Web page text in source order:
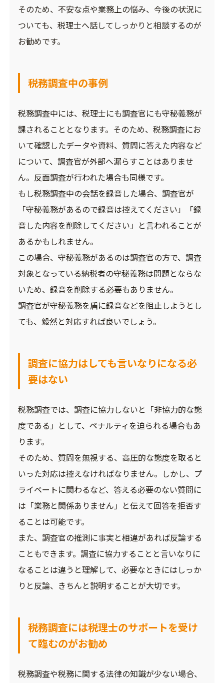
そのため、不安な点や業務上の悩み、今後の状況に
ついても、税理士へ話してしっかりと相談するのが
お勧めです。
税務調査中の事例
税務調査中には、税理士にも調査官にも守秘義務が
課されることとなります。そのため、税務調査にお
いて確認したデータや資料、質問に答えた内容など
について、調査官が外部へ漏らすことはありませ
ん。反面調査が行われた場合も同様です。
もし税務調査中の会話を録音した場合、調査官が
「守秘義務があるので録音は控えてください」「録
音した内容を削除してください」と言われることが
あるかもしれません。
この場合、守秘義務があるのは調査官の方で、調査
対象となっている納税者の守秘義務は問題とならな
いため、録音を削除する必要もありません。
調査官が守秘義務を盾に録音などを阻止しようとし
ても、毅然と対応すれば良いでしょう。
調査に協力はしても言いなりになる必
要はない
税務調査では、調査に協力しないと「非協力的な態
度である」として、ペナルティを迫られる場合もあ
ります。
そのため、質問を無視する、高圧的な態度を取ると
いった対応は控えなければなりません。しかし、プ
ライベートに関わるなど、答える必要のない質問に
は「業務と関係ありません」と伝えて回答を拒否す
ることは可能です。
また、調査官の推測に事実と相違があれば反論する
こともできます。調査に協力することと言いなりに
なることは違うと理解して、必要なときにはしっか
りと反論、きちんと説明することが大切です。
税務調査には税理士のサポートを受け
て臨むのがお勧め
税務調査や税務に関する法律の知識が少ない場合、